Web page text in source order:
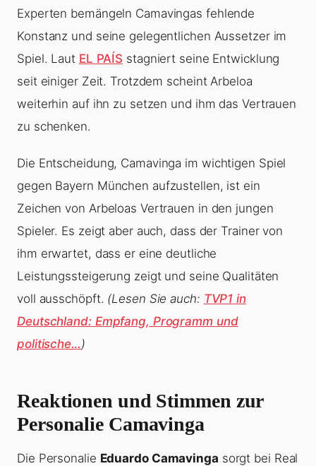
Experten bemängeln Camavingas fehlende
Konstanz und seine gelegentlichen Aussetzer im
Spiel. Laut EL PAÍS stagniert seine Entwicklung
seit einiger Zeit. Trotzdem scheint Arbeloa
weiterhin auf ihn zu setzen und ihm das Vertrauen
zu schenken.
Die Entscheidung, Camavinga im wichtigen Spiel
gegen Bayern München aufzustellen, ist ein
Zeichen von Arbeloas Vertrauen in den jungen
Spieler. Es zeigt aber auch, dass der Trainer von
ihm erwartet, dass er eine deutliche
Leistungssteigerung zeigt und seine Qualitäten
voll ausschöpft. (Lesen Sie auch: TVP1 in
Deutschland: Empfang, Programm und
politische…)
Reaktionen und Stimmen zur
Personalie Camavinga
Die Personalie Eduardo Camavinga sorgt bei Real